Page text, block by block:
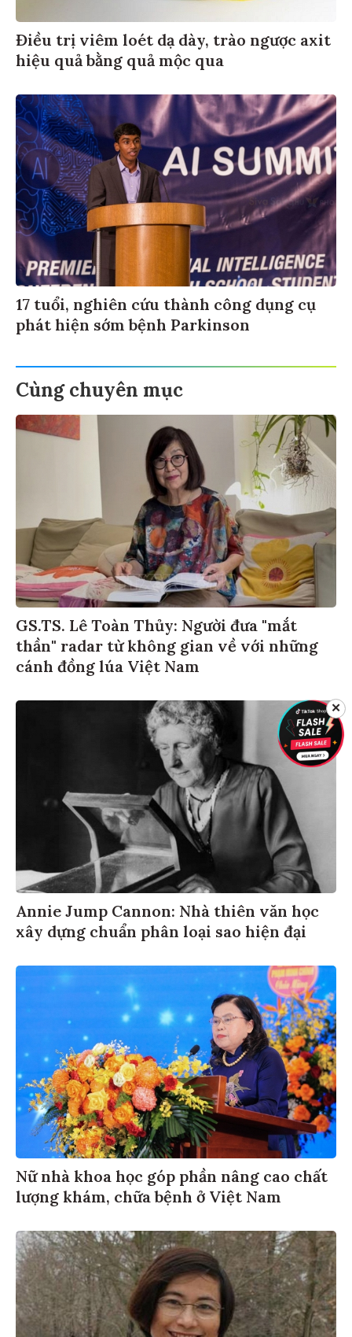
Điều trị viêm loét dạ dày, trào ngược axit
hiệu quả bằng quả mộc qua
17 tuổi, nghiên cứu thành công dụng cụ
phát hiện sớm bệnh Parkinson
Cùng chuyên mục
GS.TS. Lê Toàn Thủy: Người đưa "mắt
thần" radar từ không gian về với những
cánh đồng lúa Việt Nam
Annie Jump Cannon: Nhà thiên văn học
xây dựng chuẩn phân loại sao hiện đại
Nữ nhà khoa học góp phần nâng cao chất
lượng khám, chữa bệnh ở Việt Nam
✕